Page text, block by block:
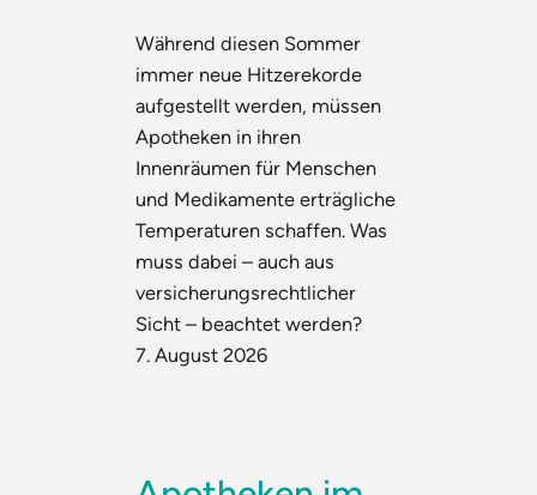
Während diesen Sommer
immer neue Hitzerekorde
aufgestellt werden, müssen
Apotheken in ihren
Innenräumen für Menschen
und Medikamente erträgliche
Temperaturen schaffen. Was
muss dabei – auch aus
versicherungsrechtlicher
Sicht – beachtet werden?
7. August 2026